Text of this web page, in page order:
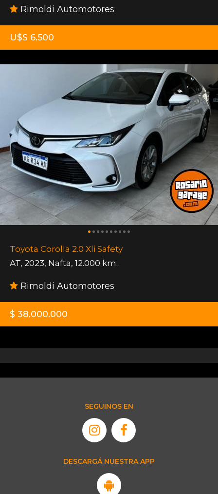
Rimoldi Automotores
U$S 6.500
Toyota Corolla 2.0 Xli Safety
AT, 2023, Nafta, 12.000 km.
Rimoldi Automotores
$ 38.000.000
SEGUINOS EN
DESCARGÁ NUESTRA APP